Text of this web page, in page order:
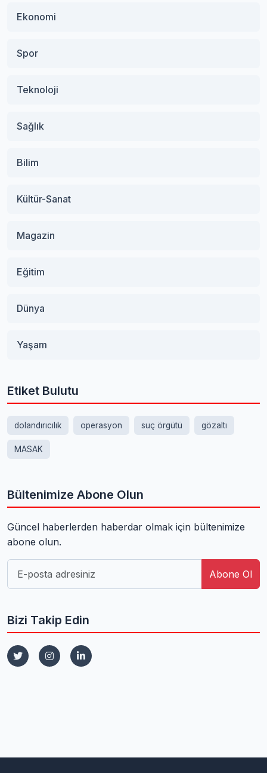
Ekonomi
Spor
Teknoloji
Sağlık
Bilim
Kültür-Sanat
Magazin
Eğitim
Dünya
Yaşam
Etiket Bulutu
dolandırıcılık operasyon suç örgütü gözaltı
MASAK
Bültenimize Abone Olun
Güncel haberlerden haberdar olmak için bültenimize
abone olun.
Abone Ol
Bizi Takip Edin